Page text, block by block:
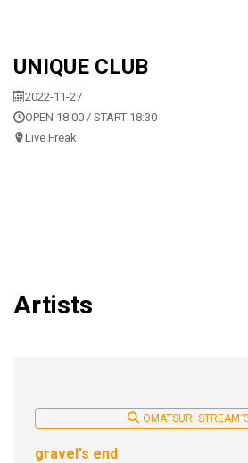
UNIQUE CLUB
2022-11-27
OPEN 18:00 / START 18:30
Live Freak
Artists
OMATSURI STREAM
gravel's end